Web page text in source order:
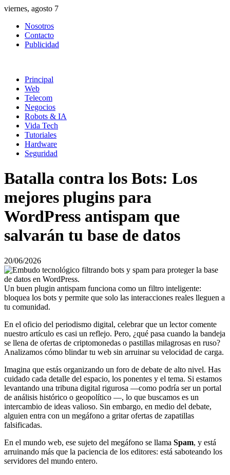
Skip
content
viernes, agosto 7
Nosotros
Contacto
Publicidad
Principal
Web
Telecom
Negocios
Robots & IA
Vida Tech
Tutoriales
Hardware
Seguridad
Batalla contra los Bots: Los
mejores plugins para
WordPress antispam que
salvarán tu base de datos
20/06/2026
Un buen plugin antispam funciona como un filtro inteligente:
bloquea los bots y permite que solo las interacciones reales lleguen a
tu comunidad.
En el oficio del periodismo digital, celebrar que un lector comente
nuestro artículo es casi un reflejo. Pero, ¿qué pasa cuando la bandeja
se llena de ofertas de criptomonedas o pastillas milagrosas en ruso?
Analizamos cómo blindar tu web sin arruinar su velocidad de carga.
Imagina que estás organizando un foro de debate de alto nivel. Has
cuidado cada detalle del espacio, los ponentes y el tema. Si estamos
levantando una tribuna digital rigurosa —como podría ser un portal
de análisis histórico o geopolítico —, lo que buscamos es un
intercambio de ideas valioso. Sin embargo, en medio del debate,
alguien entra con un megáfono a gritar ofertas de zapatillas
falsificadas.
En el mundo web, ese sujeto del megáfono se llama Spam, y está
arruinando más que la paciencia de los editores: está saboteando los
servidores del mundo entero.